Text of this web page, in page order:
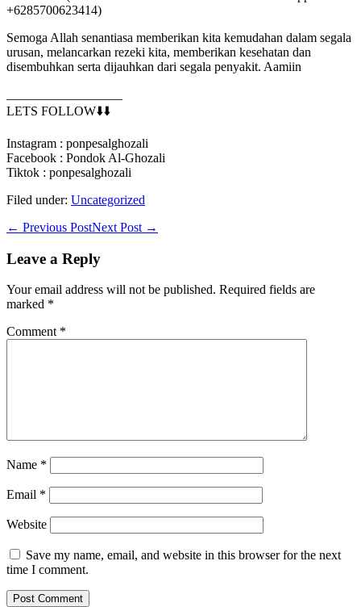
+6285700623414)
Semoga Allah senantiasa memberikan kita kemudahan dalam segala
urusan, melancarkan rezeki kita, memberikan kesehatan dan
disembuhkan serta dijauhkan dari segala penyakit. Aamiin
LETS FOLLOW⬇️⬇️
Instagram : ponpesalghozali
Facebook : Pondok Al-Ghozali
Tiktok : ponpesalghozali
Filed under: Uncategorized
Post
← Previous PostNext Post →
Leave a Reply
Your email address will not be published. Required fields are
marked *
Comment *
Name *
Email *
Website
Save my name, email, and website in this browser for the next
time I comment.